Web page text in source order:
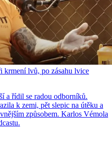
krmení lvů, po zásahu lvice
a řídil se radou odborníků.
k zemi, pět slepic na útěku a
způsobem. Karlos Vémola